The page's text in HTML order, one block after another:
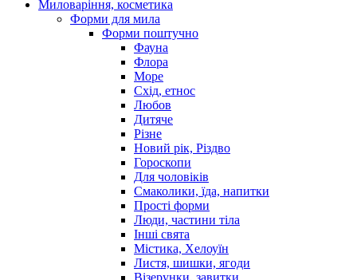
Миловаріння, косметика
Форми для мила
Форми поштучно
Фауна
Флора
Море
Схід, етнос
Любов
Дитяче
Різне
Новий рік, Різдво
Гороскопи
Для чоловіків
Смаколики, їда, напитки
Прості форми
Люди, частини тіла
Інші свята
Містика, Хелоуїн
Листя, шишки, ягоди
Візерунки, завитки